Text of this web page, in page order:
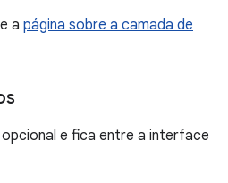
a página sobre a camada de
e fica entre a interface